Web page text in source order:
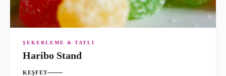
ŞEKERLEME & TATLI
Haribo Stand
KEŞFET